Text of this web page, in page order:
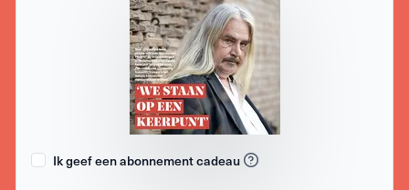
Ik geef een abonnement cadeau